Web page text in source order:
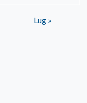
Lug »